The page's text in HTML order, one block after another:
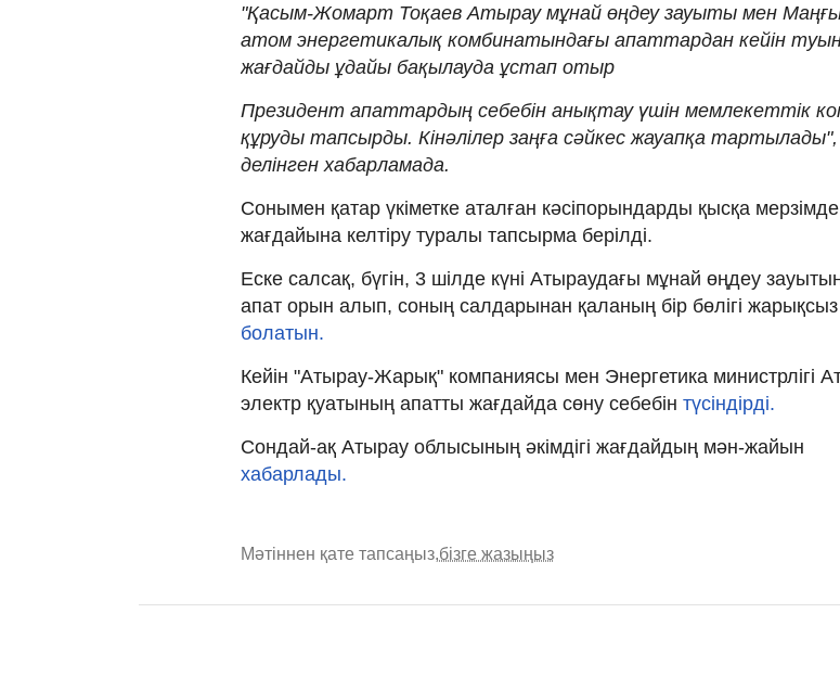
"Қасым-Жомарт Тоқаев Атырау мұнай өңдеу зауыты мен
атом энергетикалық комбинатындағы апаттардан кейін
жағдайды ұдайы бақылауда ұстап отыр
Президент апаттардың себебін анықтау үшін мемлекеттік
құруды тапсырды. Кінәлілер заңға сәйкес жауапқа
делінген хабарламада.
Сонымен қатар үкіметке аталған кәсіпорындарды қысқа
жағдайына келтіру туралы тапсырма берілді.
Еске салсақ, бүгін, 3 шілде күні Атыраудағы мұнай өңдеу
апат орын алып, соның салдарынан қаланың бір бөлігі жарықсыз
болатын.
Кейін "Атырау-Жарық" компаниясы мен Энергетика министрлігі
электр қуатының апатты жағдайда сөну себебін түсіндірді.
Сондай-ақ Атырау облысының әкімдігі жағдайдың мән-жайын
хабарлады.
Мәтіннен қате тапсаңыз,бізге жазыңыз